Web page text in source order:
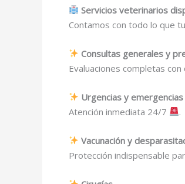
Servicios veterinarios
Contamos con todo lo que
Consultas generales y
Evaluaciones completas
Urgencias y
Atención inmediata 24/7
.
Vacunación y
Protección indispensable